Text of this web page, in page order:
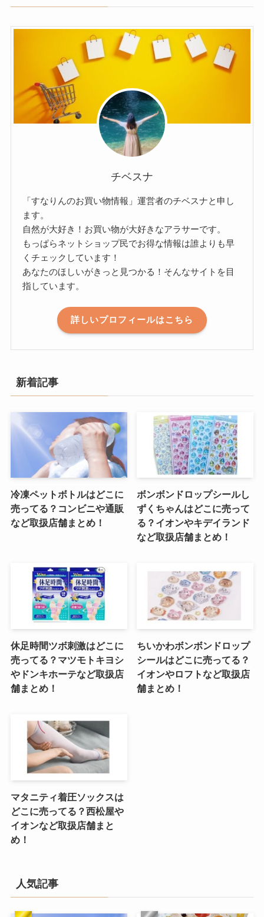
チベスナ
「すなりんのお買い物情報」運営者のチベスナと申し
ます。
自然が大好き！お買い物が大好きなアラサーです。
もっぱらネットショップ民でお得な情報は誰よりも早
くチェックしています！
あなたのほしいがきっと見つかる！そんなサイトを目
指しています。
詳しいプロフィールはこちら
新着記事
冷凍ペットボトルはどこに
売ってる？コンビニや通販
など取扱店舗まとめ！
ボンボンドロップシールし
ずくちゃんはどこに売って
る？イオンやキデイランド
など取扱店舗まとめ！
休足時間ツボ刺激はどこに
売ってる？マツモトキヨシ
やドンキホーテなど取扱店
舗まとめ！
ちいかわボンボンドロップ
シールはどこに売ってる？
イオンやロフトなど取扱店
舗まとめ！
マタニティ着圧ソックスは
どこに売ってる？西松屋や
イオンなど取扱店舗まと
め！
人気記事